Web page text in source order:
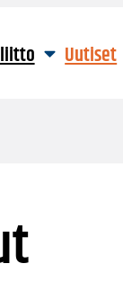
Uutiset